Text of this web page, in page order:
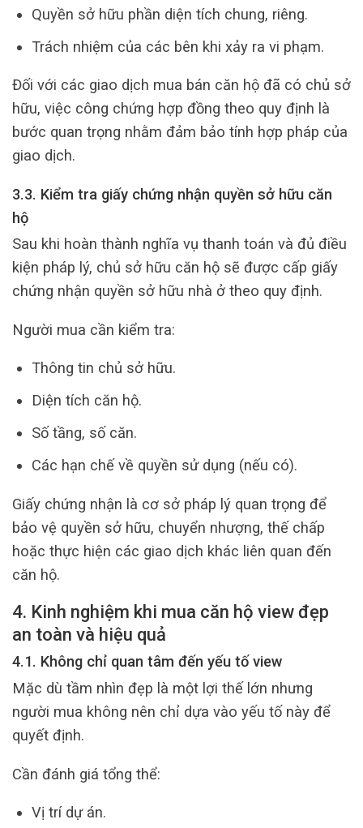
Quyền sở hữu phần diện tích chung, riêng.
Trách nhiệm của các bên khi xảy ra vi phạm.
Đối với các giao dịch mua bán căn hộ đã có chủ sở
hữu, việc công chứng hợp đồng theo quy định là
bước quan trọng nhằm đảm bảo tính hợp pháp của
giao dịch.
3.3. Kiểm tra giấy chứng nhận quyền sở hữu căn
hộ
Sau khi hoàn thành nghĩa vụ thanh toán và đủ điều
kiện pháp lý, chủ sở hữu căn hộ sẽ được cấp giấy
chứng nhận quyền sở hữu nhà ở theo quy định.
Người mua cần kiểm tra:
Thông tin chủ sở hữu.
Diện tích căn hộ.
Số tầng, số căn.
Các hạn chế về quyền sử dụng (nếu có).
Giấy chứng nhận là cơ sở pháp lý quan trọng để
bảo vệ quyền sở hữu, chuyển nhượng, thế chấp
hoặc thực hiện các giao dịch khác liên quan đến
căn hộ.
4. Kinh nghiệm khi mua căn hộ view đẹp
an toàn và hiệu quả
4.1. Không chỉ quan tâm đến yếu tố view
Mặc dù tầm nhìn đẹp là một lợi thế lớn nhưng
người mua không nên chỉ dựa vào yếu tố này để
quyết định.
Cần đánh giá tổng thể:
Vị trí dự án.